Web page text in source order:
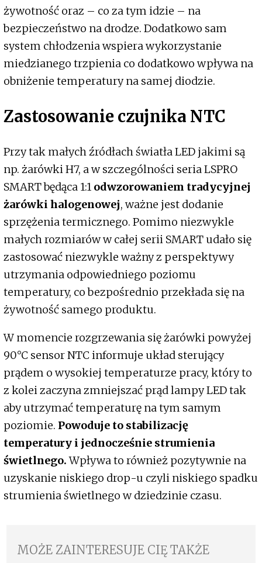
żywotność oraz – co za tym idzie – na
bezpieczeństwo na drodze. Dodatkowo sam
system chłodzenia wspiera wykorzystanie
miedzianego trzpienia co dodatkowo wpływa na
obniżenie temperatury na samej diodzie.
Zastosowanie czujnika NTC
Przy tak małych źródłach światła LED jakimi są
np. żarówki H7, a w szczególności seria LSPRO
SMART będąca 1:1 odwzorowaniem tradycyjnej
żarówki halogenowej, ważne jest dodanie
sprzężenia termicznego. Pomimo niezwykle
małych rozmiarów w całej serii SMART udało się
zastosować niezwykle ważny z perspektywy
utrzymania odpowiedniego poziomu
temperatury, co bezpośrednio przekłada się na
żywotność samego produktu.
W momencie rozgrzewania się żarówki powyżej
90°C sensor NTC informuje układ sterujący
prądem o wysokiej temperaturze pracy, który to
z kolei zaczyna zmniejszać prąd lampy LED tak
aby utrzymać temperaturę na tym samym
poziomie. Powoduje to stabilizację
temperatury i jednocześnie strumienia
świetlnego.Wpływa to również pozytywnie na
uzyskanie niskiego drop-u czyli niskiego spadku
strumienia świetlnego w dziedzinie czasu.
MOŻE ZAINTERESUJE CIĘ TAKŻE